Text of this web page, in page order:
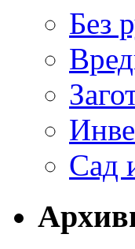
Без
Сад